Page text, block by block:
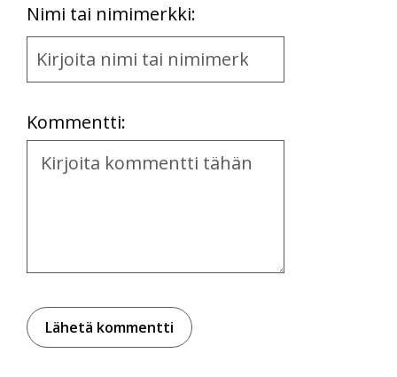
Nimi tai nimimerkki:
Name
and
Kommentti:
Kommentti